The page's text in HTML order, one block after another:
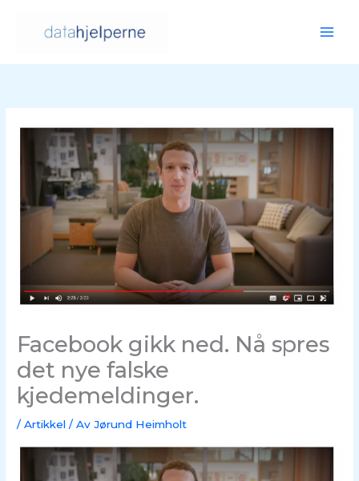
innholdet
Facebook gikk ned. Nå spres
det nye falske
kjedemeldinger.
/Artikkel / Av Jørund Heimholt